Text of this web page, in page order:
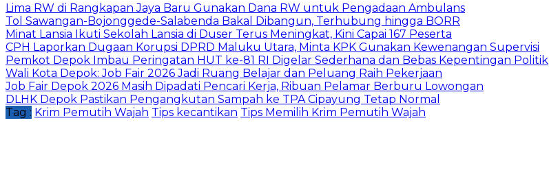
Lima RW di Rangkapan Jaya Baru Gunakan Dana RW untuk Pengadaan Ambulans
Tol Sawangan-Bojonggede-Salabenda Bakal Dibangun, Terhubung hingga BORR
Minat Lansia Ikuti Sekolah Lansia di Duser Terus Meningkat, Kini Capai 167 Peserta
CPH Laporkan Dugaan Korupsi DPRD Maluku Utara, Minta KPK Gunakan Kewenangan Supervisi
Pemkot Depok Imbau Peringatan HUT ke-81 RI Digelar Sederhana dan Bebas Kepentingan Politik
Wali Kota Depok: Job Fair 2026 Jadi Ruang Belajar dan Peluang Raih Pekerjaan
Job Fair Depok 2026 Masih Dipadati Pencari Kerja, Ribuan Pelamar Berburu Lowongan
DLHK Depok Pastikan Pengangkutan Sampah ke TPA Cipayung Tetap Normal
Tag : Krim Pemutih Wajah Tips kecantikan Tips Memilih Krim Pemutih Wajah